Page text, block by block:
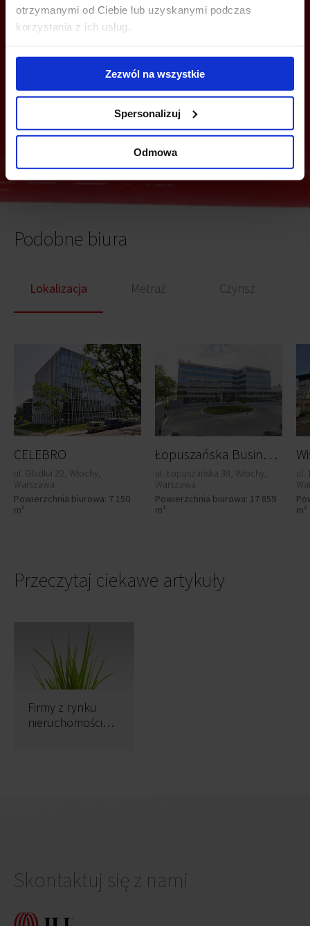
otrzymanymi od Ciebie lub uzyskanymi podczas
korzystania z ich usług.
Zezwól na wszystkie
Spersonalizuj
Odmowa
Podobne biura
Lokalizacja Metraż Czynsz
CELEBRO
ul. Gładka 22, Włochy,
Warszawa
Powierzchnia biurowa: 7 150
m²
Ł
opuszańska Business Park
ul. Łopuszańska 38, Włochy,
Warszawa
Powierzchnia biurowa: 17 859
m²
ul.
m²
Przeczytaj ciekawe artykuły
Firmy z rynku
nieruchomości
Skontaktuj się z nami